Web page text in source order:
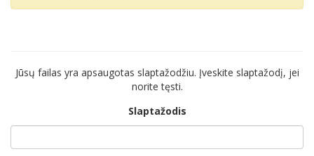
Jūsų failas yra apsaugotas slaptažodžiu. Įveskite slaptažodį, jei
norite tęsti.
Slaptažodis